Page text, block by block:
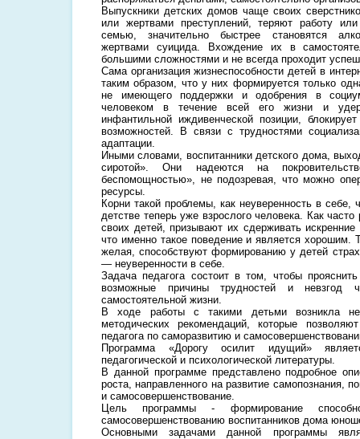
Выпускники детских домов чаще своих
или жертвами преступлений, теряют работу
семью, значительно быстрее становятся
жертвами суицида. Вхождение их в
большими сложностями и не всегда проходит
Сама организация жизнеспособности детей в
таким образом, что у них формируется только
не имеющего поддержки и одобрения в
человеком в течение всей его жизни и
инфантильной иждивенческой позиции,
возможностей. В связи с трудностями
адаптации.
Иными словами, воспитанники детского дома,
сиротой». Они надеются на
беспомощностью», не подозревая, что можно
ресурсы.
Корни такой проблемы, как неуверенность в себе,
детстве теперь уже взрослого человека. Как
своих детей, призывают их сдерживать
что именно такое поведение и является
желая, способствуют формированию у детей
— неуверенности в себе.
Задача педагога состоит в том, чтобы
возможные причины трудностей и невзгод
самостоятельной жизни.
В ходе работы с такими детьми возникла
методических рекомендаций, которые
педагога по саморазвитию и
Программа «Дорогу осилит идущий»
педагогической и психологической литературы.
В данной программе представлено подробное
роста, направленного на развитие самопознания,
и самосовершенствование.
Цель программы - формирование
самосовершенствованию воспитанников дома
Основными задачами данной программы